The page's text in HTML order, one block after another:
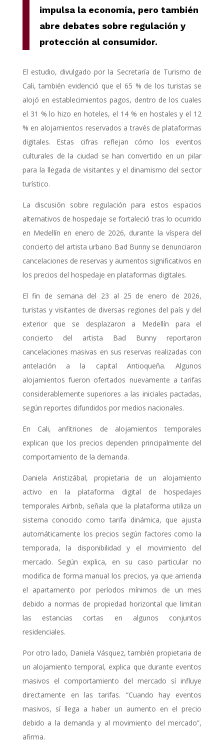
impulsa la economía, pero también
abre debates sobre regulación y
protección al consumidor.
El estudio, divulgado por la Secretaría de Turismo de
Cali, también evidenció que el 65 % de los turistas se
alojó en establecimientos pagos, dentro de los cuales
el 31 % lo hizo en hoteles, el 14 % en hostales y el 12
% en alojamientos reservados a través de plataformas
digitales. Estas cifras reflejan cómo los eventos
culturales de la ciudad se han convertido en un pilar
para la llegada de visitantes y el dinamismo del sector
turístico.
La discusión sobre regulación para estos espacios
alternativos de hospedaje se fortaleció tras lo ocurrido
en Medellín en enero de 2026, durante la víspera del
concierto del artista urbano Bad Bunnyse denunciaron
cancelaciones de reservas y aumentos significativos en
los precios del hospedaje en plataformas digitales.
El fin de semana del 23 al 25 de enero de 2026,
turistas y visitantes de diversas regiones del país y del
exterior que se desplazaron a Medellín para el
concierto del artista Bad Bunny reportaron
cancelaciones masivas en sus reservas realizadas con
antelación a la capital Antioqueña. Algunos
alojamientos fueron ofertados nuevamente a tarifas
considerablemente superiores a las iniciales pactadas,
según reportes difundidos por medios nacionales.
En Cali, anfitriones de alojamientos temporales
explican que los precios dependen principalmente del
comportamiento de la demanda.
Daniela Aristizábal, propietaria de un alojamiento
activo en la plataforma digital de hospedajes
temporales Airbnb, señala que la plataforma utiliza un
sistema conocido comotarifa dinámica, que ajusta
automáticamente los precios según factores como la
temporada, la disponibilidad y el movimiento del
mercado. Según explica, en su caso particular no
modifica de forma manual los precios, ya que arrienda
el apartamento por períodos mínimos de un mes
debido a normas de propiedad horizontal que limitan
las estancias cortas en algunos conjuntos
residenciales.
Por otro lado, Daniela Vásquez, también propietaria de
un alojamiento temporal, explica que durante eventos
masivos el comportamiento del mercado sí influye
directamente en las tarifas. “Cuando hay eventos
masivos, sí llega a haber un aumento en el precio
debido a la demanda y al movimiento del mercado”,
afirma.